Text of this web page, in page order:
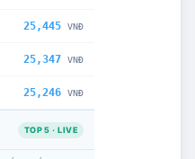
25,445 VNĐ
25,347 VNĐ
25,246 VNĐ
TOP 5 · LIVE